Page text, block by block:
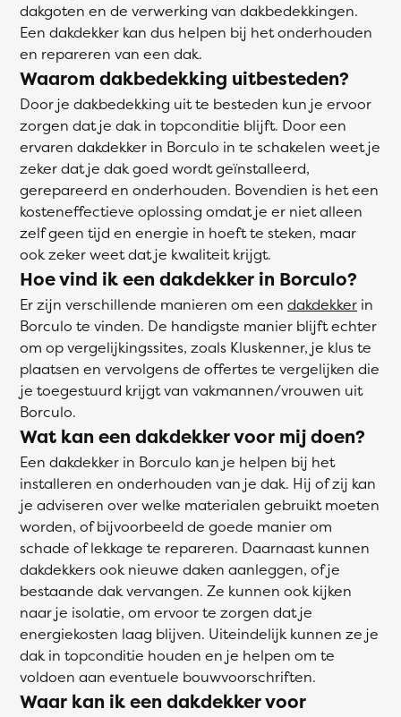
dakgoten en de verwerking van dakbedekkingen.
Een dakdekker kan dus helpen bij het onderhouden
en repareren van een dak.
Waarom dakbedekking uitbesteden?
Door je dakbedekking uit te besteden kun je ervoor
zorgen dat je dak in topconditie blijft. Door een
ervaren dakdekker in Borculo in te schakelen weet je
zeker dat je dak goed wordt geïnstalleerd,
gerepareerd en onderhouden. Bovendien is het een
kosteneffectieve oplossing omdat je er niet alleen
zelf geen tijd en energie in hoeft te steken, maar
ook zeker weet dat je kwaliteit krijgt.
Hoe vind ik een dakdekker in Borculo?
Er zijn verschillende manieren om een dakdekker in
Borculo te vinden. De handigste manier blijft echter
om op vergelijkingssites, zoals Kluskenner, je klus te
plaatsen en vervolgens de offertes te vergelijken die
je toegestuurd krijgt van vakmannen/vrouwen uit
Borculo.
Wat kan een dakdekker voor mij doen?
Een dakdekker in Borculo kan je helpen bij het
installeren en onderhouden van je dak. Hij of zij kan
je adviseren over welke materialen gebruikt moeten
worden, of bijvoorbeeld de goede manier om
schade of lekkage te repareren. Daarnaast kunnen
dakdekkers ook nieuwe daken aanleggen, of je
bestaande dak vervangen. Ze kunnen ook kijken
naar je isolatie, om ervoor te zorgen dat je
energiekosten laag blijven. Uiteindelijk kunnen ze je
dak in topconditie houden en je helpen om te
voldoen aan eventuele bouwvoorschriften.
Waar kan ik een dakdekker voor